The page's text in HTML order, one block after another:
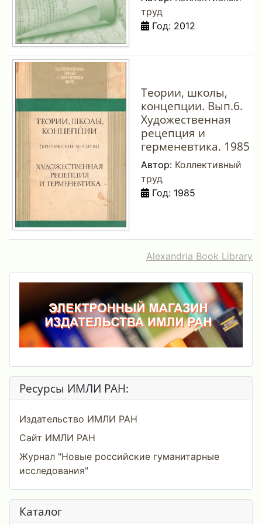
труд
Год: 2012
Теории, школы,
концепции. Вып.6.
Художественная
рецепция и
герменевтика. 1985
Автор: Коллективный
труд
Год: 1985
Alexandria Book Library
Ресурсы ИМЛИ РАН:
Издательство ИМЛИ РАН
Сайт ИМЛИ РАН
Журнал "Новые российские гуманитарные
исследования"
Каталог